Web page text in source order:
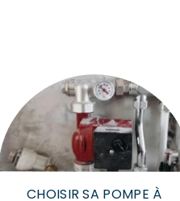
CHOISIR SA POMPE À